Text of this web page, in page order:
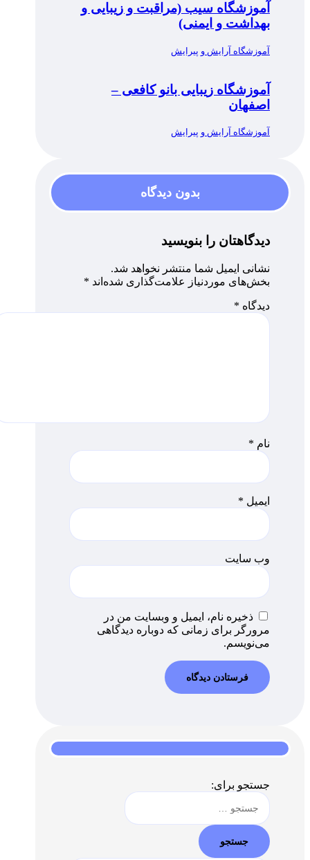
آموزشگاه سیب (مراقبت و زیبایی و
بهداشت و ایمنی)
آموزشگاه آرایش و پیرایش
آموزشگاه زیبایی بانو کافعی –
اصفهان
آموزشگاه آرایش و پیرایش
بدون دیدگاه
دیدگاهتان را بنویسید
نشانی ایمیل شما منتشر نخواهد شد.
بخش‌های موردنیاز علامت‌گذاری شده‌اند *
دیدگاه *
نام *
ایمیل *
وب‌ سایت
ذخیره نام، ایمیل و وبسایت من در
مرورگر برای زمانی که دوباره دیدگاهی
می‌نویسم.
جستجو برای: